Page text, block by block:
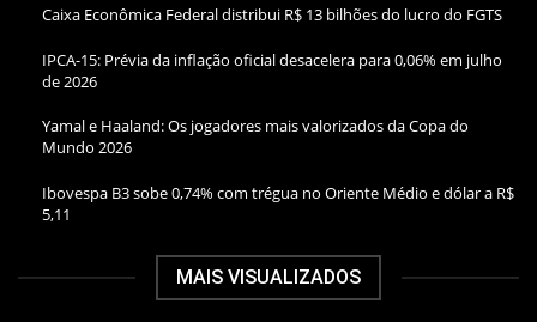
Caixa Econômica Federal distribui R$ 13 bilhões do lucro do FGTS
IPCA-15: Prévia da inflação oficial desacelera para 0,06% em julho
de 2026
Yamal e Haaland: Os jogadores mais valorizados da Copa do
Mundo 2026
Ibovespa B3 sobe 0,74% com trégua no Oriente Médio e dólar a R$
5,11
MAIS VISUALIZADOS